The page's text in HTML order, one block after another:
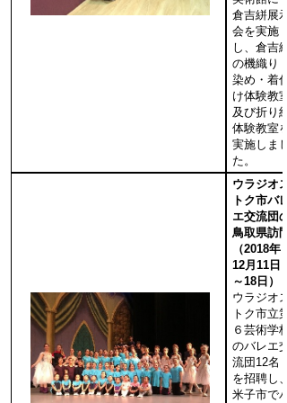
倉吉絣展示
会を実施
し、倉吉絣
の機織り・
染め・着付
け体験教室
及び折り紙
体験教室を
実施しまし
た。
ウラジオス
トク市バレ
エ交流団の
鳥取県訪問
（2018年
12月11日
～18日）
ウラジオス
トク市立第
６芸術学校
のバレエ交
流団12名
を招聘し、
米子市でバ